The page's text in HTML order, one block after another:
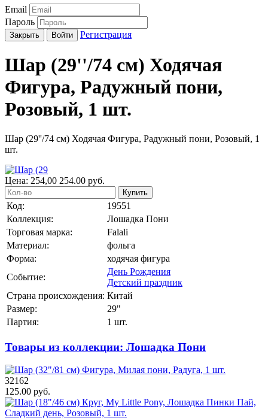
Email
Пароль
Закрыть Войти Регистрация
Шар (29''/74 см) Ходячая
Фигура, Радужный пони,
Розовый, 1 шт.
Шар (29''/74 см) Ходячая Фигура, Радужный пони, Розовый, 1
шт.
Цена: 254,00 254.00 руб.
Купить
Код:
19551
Коллекция:
Лошадка Пони
Торговая марка:
Falali
Материал:
фольга
Форма:
ходячая фигура
Событие:
День Рождения
Детский праздник
Страна происхождения: Китай
Размер:
29"
Партия:
1 шт.
Товары из коллекции: Лошадка Пони
32162
125.00 руб.